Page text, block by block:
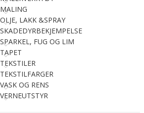
MALING
OLJE, LAKK &SPRAY
SKADEDYRBEKJEMPELSE
SPARKEL, FUG OG LIM
TAPET
TEKSTILER
TEKSTILFARGER
VASK OG RENS
VERNEUTSTYR